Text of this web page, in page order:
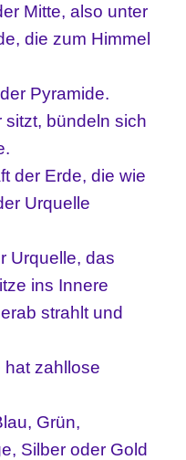
Mitte, also unter
die zum Himmel
Pyramide.
sitzt, bündeln sich
der Erde, die wie
Urquelle
Urquelle, das
ins Innere
strahlt und
hat zahllose
Grün,
Silber oder Gold